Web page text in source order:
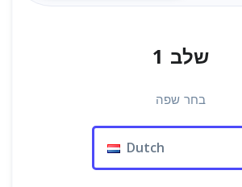
שלב 1
בחר שפה
Dutch